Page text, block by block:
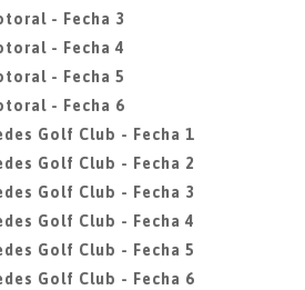
- Fecha 3
- Fecha 4
- Fecha 5
- Fecha 6
Golf Club - Fecha 1
Golf Club - Fecha 2
Golf Club - Fecha 3
Golf Club - Fecha 4
Golf Club - Fecha 5
Golf Club - Fecha 6